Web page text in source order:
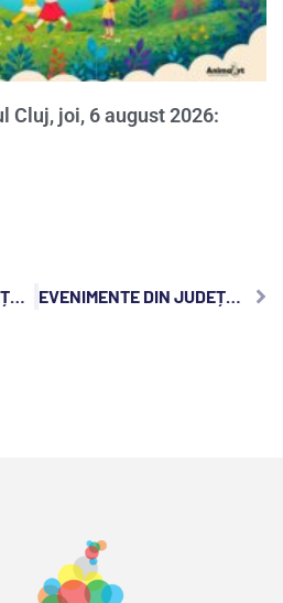
Cluj, joi, 6 august 2026:
EVENIMENTE DIN JUDEȚUL CLUJ, VINERI, 17 IANUARIE 2025: EVENIMENTE DIN JUDEȚUL CLUJ, DUMINICĂ, 19 IANUARIE 2025: